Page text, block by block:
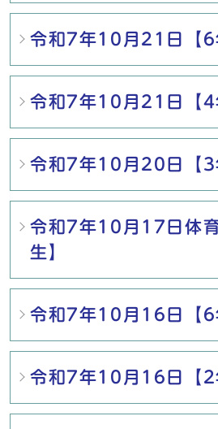
令和7年10月21日【6
令和7年10月21日【4
令和7年10月20日【3
令和7年10月17日体
生】
令和7年10月16日【6
令和7年10月16日【2